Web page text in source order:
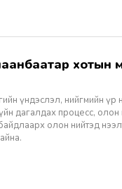
үндэслэл, нийгмийн үр
дагалдах процесс, олон
олон нийтэд